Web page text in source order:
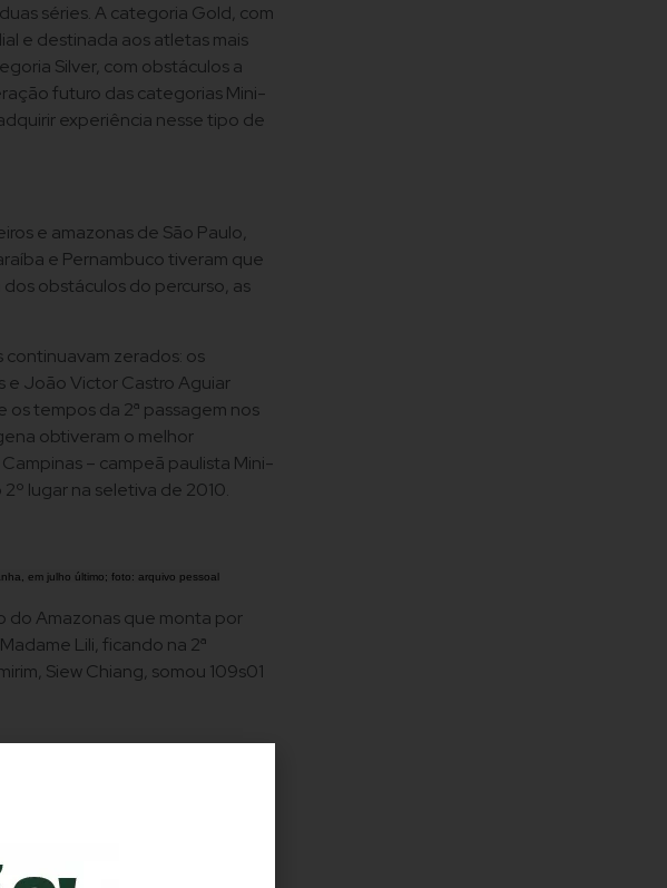
séries. A categoria Gold, com
e destinada aos atletas mais
Silver, com obstáculos a
futuro das categorias Mini-
experiência nesse tipo de
e amazonas de São Paulo,
e Pernambuco tiveram que
obstáculos do percurso, as
zerados: os
e João Victor Castro Aguiar
os tempos da 2ª passagem nos
obtiveram o melhor
– campeã paulista Mini-
lugar na seletiva de 2010.
em julho último; foto: arquivo pessoal
do Amazonas que monta por
Lili, ficando na 2ª
Siew Chiang, somou 109s01
perdido (pp) – 88s32
– FPH – 0pp – 89s29
– FCH – 4pp – 93s51